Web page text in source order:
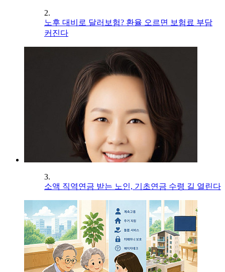
2.
노후 대비로 달러보험? 환율 오르면 보험료 부담
커진다
3.
소액 직역연금 받는 노인, 기초연금 수령 길 열린다